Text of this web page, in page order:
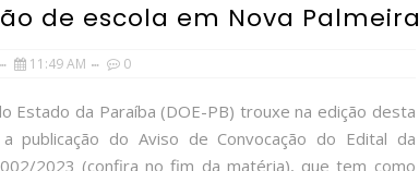
de escola em Nova Palmeira
11:49 AM 0
Estado da Paraíba (DOE-PB) trouxe na edição desta
publicação do Aviso de Convocação do Edital da
002/2023 (confira no fim da matéria), que tem como